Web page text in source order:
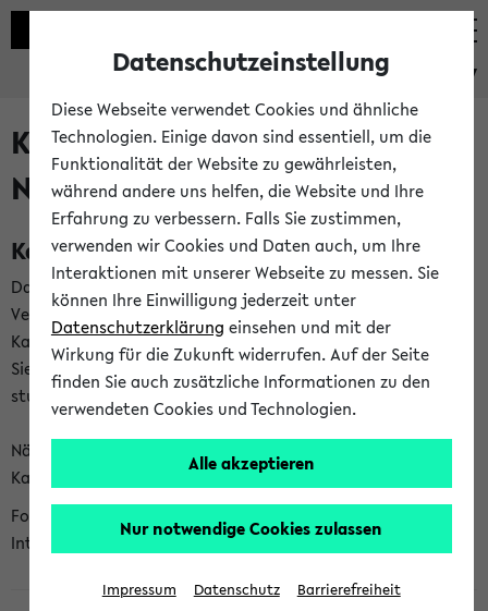
eKVV
Kalenderintegration und
Newsfeeds
Kalenderintegration
Das eKVV bietet Ihnen die Möglichkeit,
Veranstaltungstermine in eine Vielzahl von
Kalenderanwendungen einzubinden. Auf diese Weise können
Sie einen gemeinsamen Überblick über Ihre privaten und
studienbezogenen Termine erhalten.
Näheres zu Vorteilen und Funktionsweise der
Kalenderintegration können Sie auf unserer
Folgende Kalender bietet Ihnen das eKVV derzeit zur
Integration an:
Datenschutzeinstellung
Diese Webseite verwendet Cookies und ähnliche
Technologien. Einige davon sind essentiell, um die
Funktionalität der Website zu gewährleisten,
während andere uns helfen, die Website und Ihre
Erfahrung zu verbessern. Falls Sie zustimmen,
verwenden wir Cookies und Daten auch, um Ihre
Interaktionen mit unserer Webseite zu messen. Sie
können Ihre Einwilligung jederzeit unter
Datenschutzerklärung einsehen und mit der
Wirkung für die Zukunft widerrufen. Auf der Seite
finden Sie auch zusätzliche Informationen zu den
verwendeten Cookies und Technologien.
Alle akzeptieren
Nur notwendige Cookies zulassen
Impressum Datenschutz Barrierefreiheit